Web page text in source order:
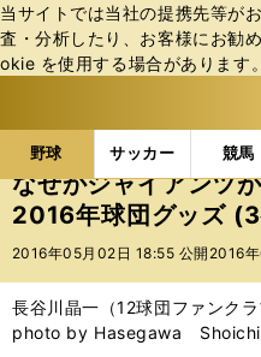
当サイトでは当社の提携先等が
査・分析したり、お客様にお勧
okie を使⽤する場合があります
野球 サッカー 競馬
b
ス
ポ
ル
バ
野球の記事一覧 プ
なぜかジャイアンツ
2016年球団グッズ
2016年05月02日 18:55 公開 2016
長谷川晶一（12球団ファン
photo by Hasegawa Shoichi